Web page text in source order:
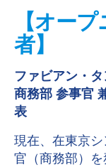
【オー
者】
ファビアン・
商務部 参事官
表
現在、在東京
官（商務部）